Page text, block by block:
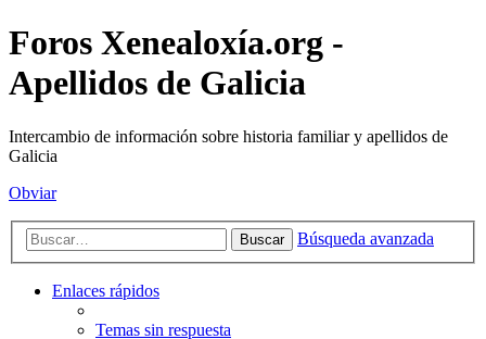
Foros Xenealoxía.org -
Apellidos de Galicia
Intercambio de información sobre historia familiar y apellidos de
Galicia
Obviar
Buscar Búsqueda avanzada
Enlaces rápidos
Temas sin respuesta